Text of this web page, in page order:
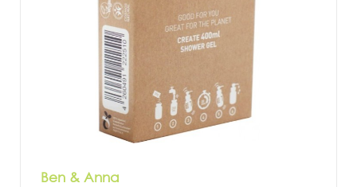
Ben & Anna